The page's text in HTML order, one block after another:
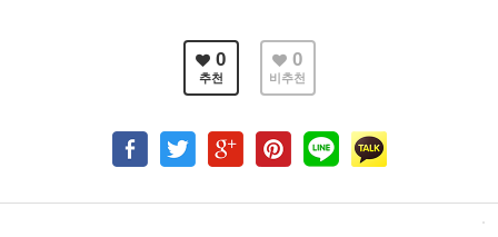
0
추천
0
비추천